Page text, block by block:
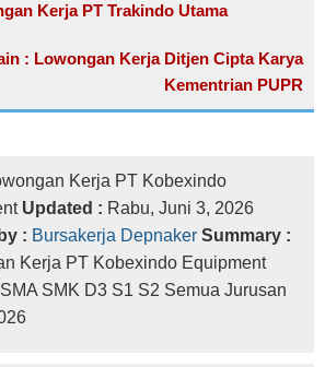
Kerja PT Trakindo Utama
: Lowongan Kerja Ditjen Cipta Karya
Kementrian PUPR
Kerja PT Kobexindo
Updated : Rabu, Juni 3, 2026
: Bursakerja Depnaker Summary :
Kerja PT Kobexindo Equipment
SMK D3 S1 S2 Semua Jurusan